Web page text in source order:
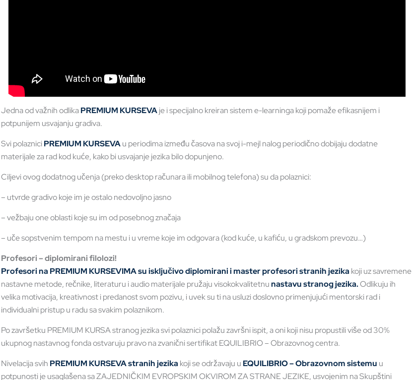
Jedna od važnih odlikaPREMIUM KURSEVAje i specijalno kreiran sistem e-learninga koji pomaže efikasnijem i
potpunijem usvajanju gradiva.
Svi polazniciPREMIUM KURSEVAu periodima između časova na svoj i-mejl nalog periodično dobijaju dodatne
materijale za rad kod kuće, kako bi usvajanje jezika bilo dopunjeno.
Ciljevi ovog dodatnog učenja (preko desktop računara ili mobilnog telefona) su da polaznici:
– utvrde gradivo koje im je ostalo nedovoljno jasno
– vežbaju one oblasti koje su im od posebnog značaja
– uče sopstvenim tempom na mestu i u vreme koje im odgovara (kod kuće, u kafiću, u gradskom prevozu…)
Profesori – diplomirani filolozi!
Profesori na PREMIUM KURSEVIMA su isključivo diplomirani i master profesori stranih jezika koji uz savremene
nastavne metode, rečnike, literaturu i audio materijale pružaju visokokvalitetnunastavu stranog jezika.Odlikuju ih
velika motivacija, kreativnost i predanost svom pozivu, i uvek su ti na usluzi doslovno primenjujući mentorski rad i
individualni pristup u radu sa svakim polaznikom.
Po završetku PREMIUM KURSA stranog jezika svi polaznici polažu završni ispit, a oni koji nisu propustili više od 30%
ukupnog nastavnog fonda ostvaruju pravo na zvanični sertifikat EQUILIBRIO – Obrazovnog centra.
Nivelacija svih PREMIUM KURSEVA stranih jezika koji se održavaju u EQUILIBRIO –Obrazovnom sistemu u
potpunosti je usaglašena sa ZAJEDNIČKIM EVROPSKIM OKVIROM ZA STRANE JEZIKE, usvojenim na Skupštini